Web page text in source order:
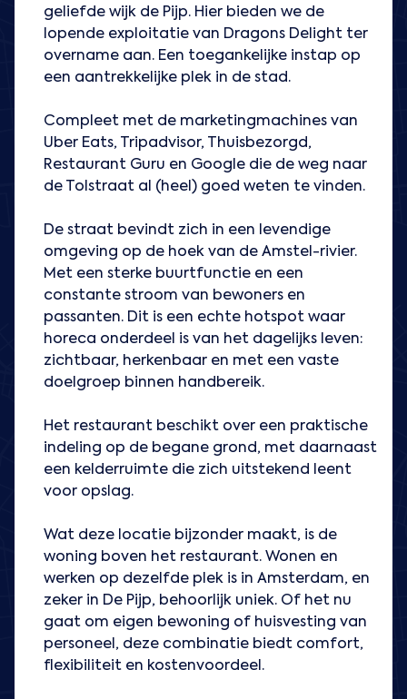
geliefde wijk de Pijp. Hier bieden we de
lopende exploitatie van Dragons Delight ter
overname aan. Een toegankelijke instap op
een aantrekkelijke plek in de stad.
Compleet met de marketingmachines van
Uber Eats, Tripadvisor, Thuisbezorgd,
Restaurant Guru en Google die de weg naar
de Tolstraat al (heel) goed weten te vinden.
De straat bevindt zich in een levendige
omgeving op de hoek van de Amstel-rivier.
Met een sterke buurtfunctie en een
constante stroom van bewoners en
passanten. Dit is een echte hotspot waar
horeca onderdeel is van het dagelijks leven:
zichtbaar, herkenbaar en met een vaste
doelgroep binnen handbereik.
Het restaurant beschikt over een praktische
indeling op de begane grond, met daarnaast
een kelderruimte die zich uitstekend leent
voor opslag.
Wat deze locatie bijzonder maakt, is de
woning boven het restaurant. Wonen en
werken op dezelfde plek is in Amsterdam, en
zeker in De Pijp, behoorlijk uniek. Of het nu
gaat om eigen bewoning of huisvesting van
personeel, deze combinatie biedt comfort,
flexibiliteit en kostenvoordeel.